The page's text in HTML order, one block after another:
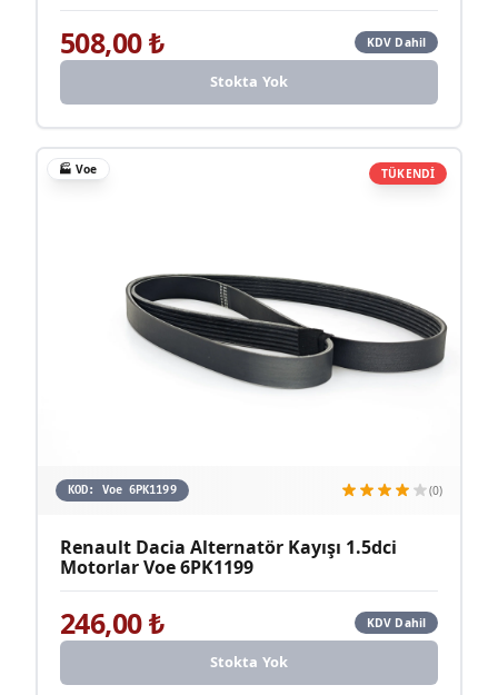
508,00₺ KDV Dahil
Stokta Yok
TÜKENDİ
🏭Voe
KOD: Voe 6PK1199 (0)
Renault Dacia Alternatör Kayışı 1.5dci
Motorlar Voe 6PK1199
246,00₺ KDV Dahil
Stokta Yok